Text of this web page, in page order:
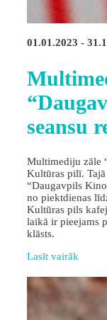
01.01.2023 -
seansu
Multimediju zāle
Kultūras pilī.
“Daugavpils
no piektdienas
Kultūras pils
laikā ir pieejams
klāsts.
Lasīt vairāk